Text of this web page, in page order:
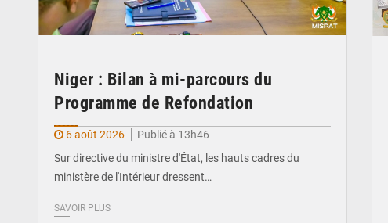
Niger : Bilan à mi-parcours du
Programme de Refondation
6 août 2026
Publié à 13h46
Sur directive du ministre d'État, les hauts cadres du
ministère de l'Intérieur dressent…
SAVOIR PLUS